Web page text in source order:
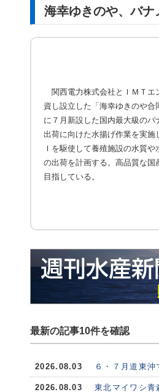
海幸ゆきのや、バナ
関西電力株式会社とＩＭＴエ
資し設立した「海幸ゆきのや
に７月新設した国内最大級の
出荷に向けた水揚げ作業を実施
Ｉを駆使して養殖施設の水質
の出荷を計画する。高品質な
目指している。
最新の記事10件を確認
2026.08.03 ６・７月道東
2026.08.03 東北マイワシ青